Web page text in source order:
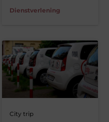
Dienstverlening
City trip